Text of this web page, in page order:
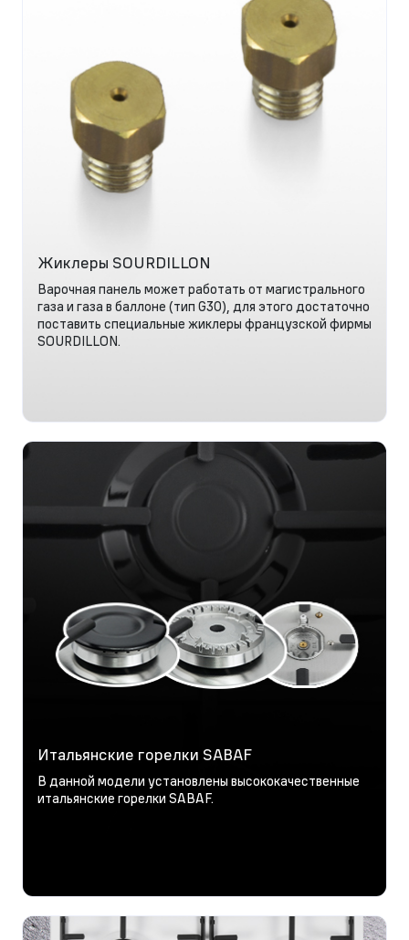
Жиклеры SOURDILLON
Варочная панель может работать от магистрального
газа и газа в баллоне (тип G30), для этого достаточно
поставить специальные жиклеры французской фирмы
SOURDILLON.
Итальянские горелки SABAF
В данной модели установлены высококачественные
итальянские горелки SABAF.